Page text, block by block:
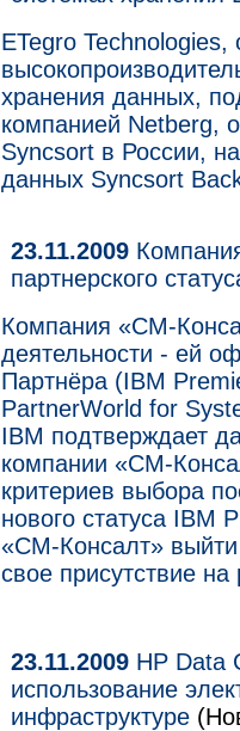
ETegro Technologies,
хранения данных,
компанией Netberg,
Syncsort в России,
данных Syncsort
23.11.2009
партнерского
Компания «СМ-
деятельности - ей
Партнёра (IBM
PartnerWorld for
IBM подтверждает
компании «СМ-
критериев выбора
нового статуса IBM
«СМ-Консалт»
свое присутствие
23.11.2009 HP Data
использование
инфраструктуре